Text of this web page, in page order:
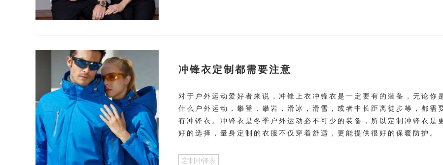
冲锋衣定制都需要注意
对于户外运动爱好者来说，冲锋上衣冲锋衣是一定要有的装备，无论你
什么户外运动，攀登，攀岩，滑冰，滑雪，或者中长距离徒步等，都需
有冲锋衣。冲锋衣是冬季户外运动必不可少的装备，所以定制冲锋衣是
好的选择，量身定制的衣服不仅穿着舒适，更能提供很好的保暖防护。
定制冲锋衣